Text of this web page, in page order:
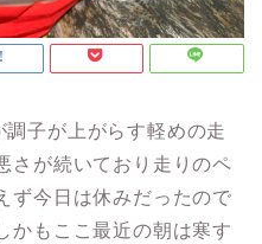
子が上がらす軽めの走
さが続いており走りのペ
ず今日は休みだったので
かもここ最近の朝は寒す